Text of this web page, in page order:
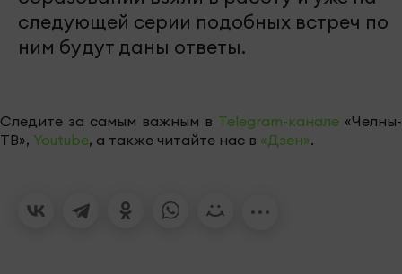
следующей серии подобных встреч по
ним будут даны ответы.
Следите за самым важным в Telegram-канале «Челны-
ТВ», Youtube, а также читайте нас в «Дзен».